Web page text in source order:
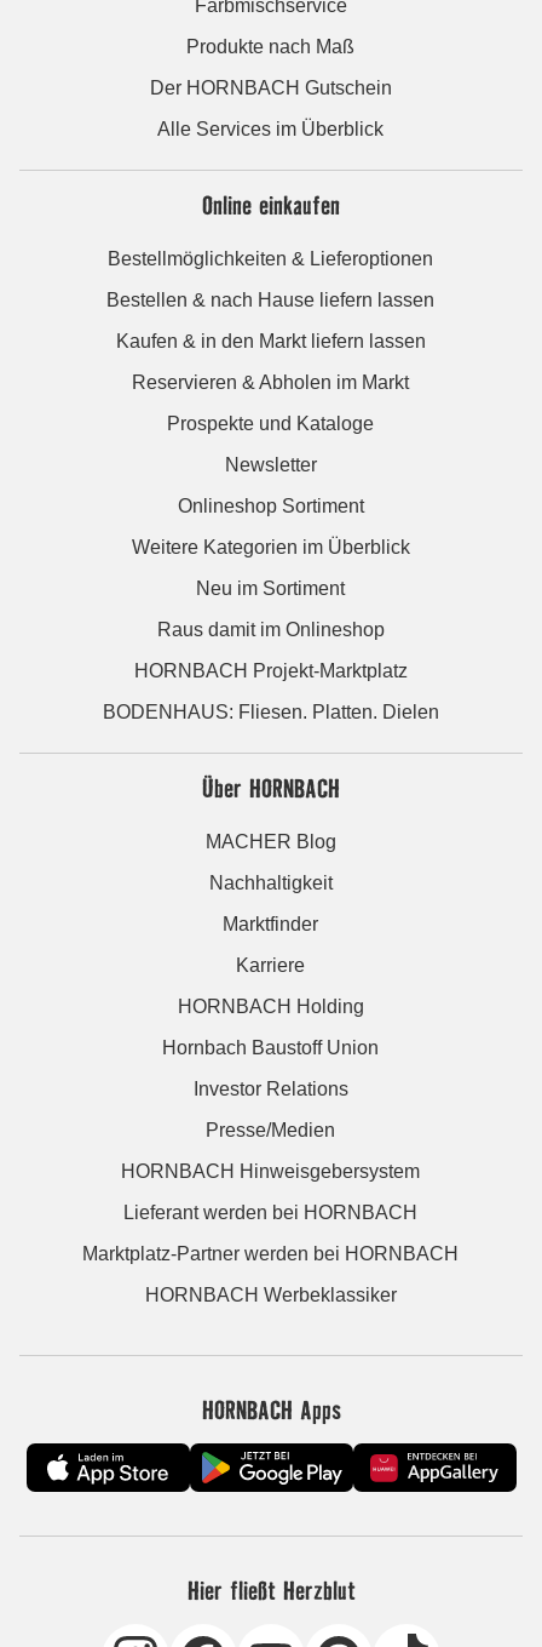
Farbmischservice
Produkte nach Maß
Der HORNBACH Gutschein
Alle Services im Überblick
Online einkaufen
Bestellmöglichkeiten & Lieferoptionen
Bestellen & nach Hause liefern lassen
Kaufen & in den Markt liefern lassen
Reservieren & Abholen im Markt
Prospekte und Kataloge
Newsletter
Onlineshop Sortiment
Weitere Kategorien im Überblick
Neu im Sortiment
Raus damit im Onlineshop
HORNBACH Projekt-Marktplatz
BODENHAUS: Fliesen. Platten. Dielen
Über HORNBACH
MACHER Blog
Nachhaltigkeit
Marktfinder
Karriere
HORNBACH Holding
Hornbach Baustoff Union
Investor Relations
Presse/Medien
HORNBACH Hinweisgebersystem
Lieferant werden bei HORNBACH
Marktplatz-Partner werden bei HORNBACH
HORNBACH Werbeklassiker
HORNBACH Apps
Hier fließt Herzblut